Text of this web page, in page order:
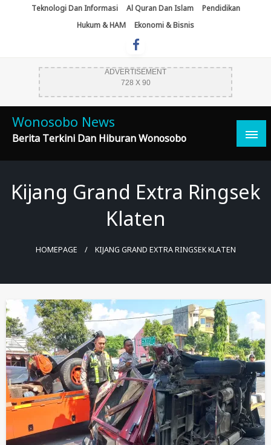
Teknologi Dan Informasi Al Quran Dan Islam
Pendidikan
Hukum & HAM
Ekonomi & Bisnis
ADVERTISEMENT
728 X 90
Wonosobo News
Berita Terkini Dan Hiburan Wonosobo
Kijang Grand Extra Ringsek
Klaten
HOMEPAGE KIJANG GRAND EXTRA RINGSEK KLATEN